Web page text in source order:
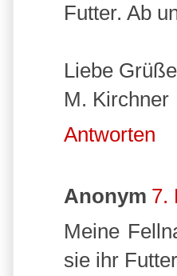
Futter. Ab
Liebe Grüße
M. Kirchner
Antworten
Anonym 7.
Meine
sie ihr